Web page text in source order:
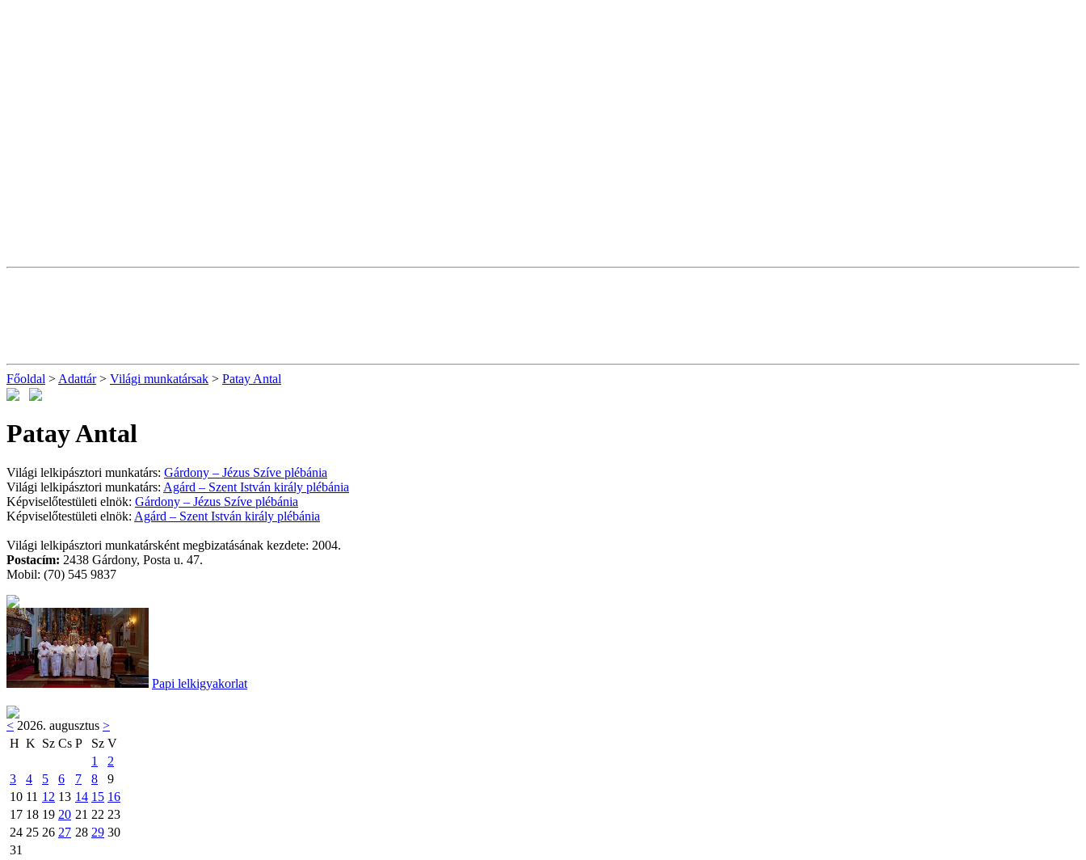
Főoldal > Adattár> Világi munkatársak > Patay Antal
Patay Antal
Világi lelkipásztori munkatárs: Gárdony – Jézus Szíve plébánia
Világi lelkipásztori munkatárs: Agárd – Szent István király plébánia
Képviselőtestületi elnök: Gárdony – Jézus Szíve plébánia
Képviselőtestületi elnök: Agárd – Szent István király plébánia
Világi lelkipásztori munkatársként megbizatásának kezdete: 2004.
Postacím: 2438 Gárdony, Posta u. 47.
Mobil: (70) 545 9837
Papi lelkigyakorlat
< 2026. augusztus >
H K Sz Cs P Sz V
1
2
3
4 5 6 7 8
9
10 11 12 13 14 15 16
17 18 19 20 21 22 23
24 25 26 27 28 29 30
31